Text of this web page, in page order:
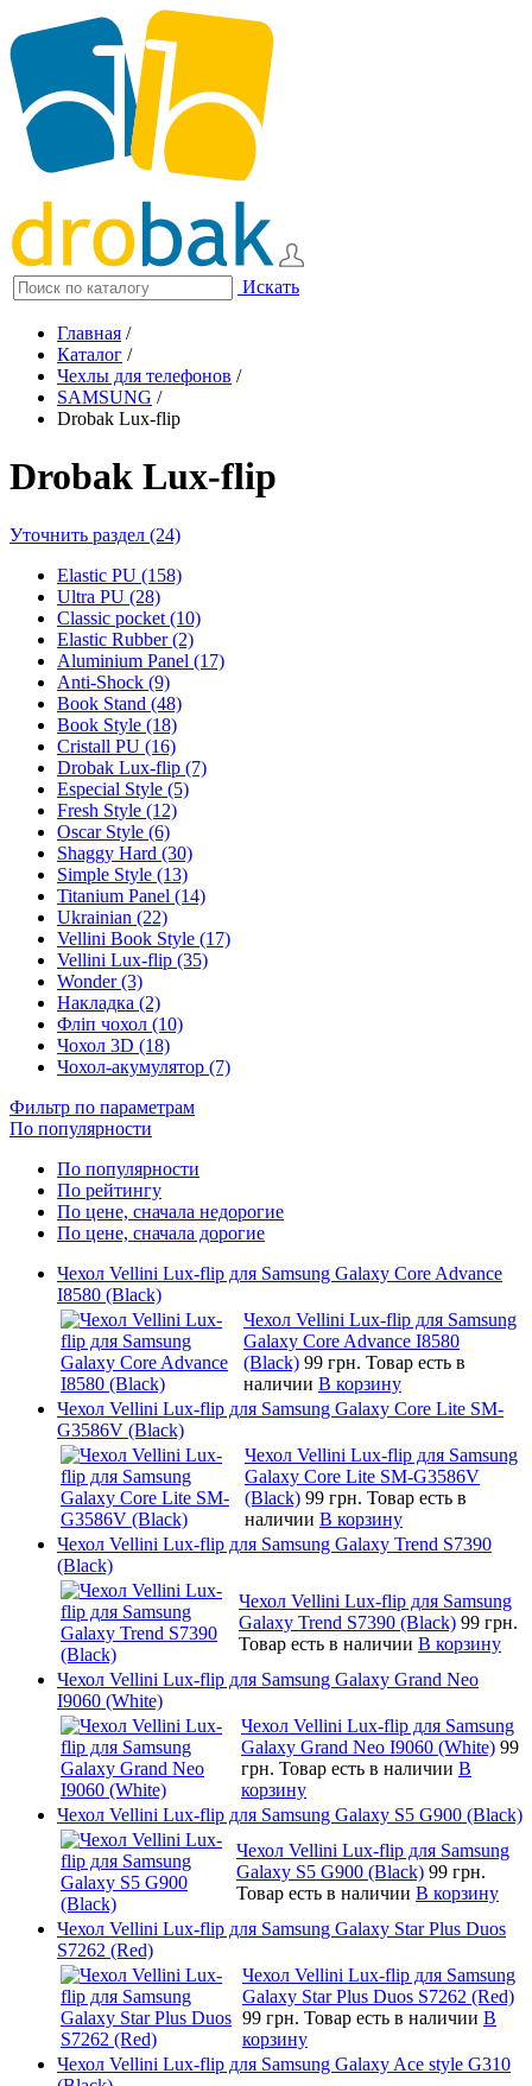
Искать
Главная /
Каталог /
Чехлы для телефонов /
SAMSUNG /
Drobak Lux-flip
Drobak Lux-flip
Уточнить раздел (24)
Elastic PU (158)
Ultra PU (28)
Classic pocket (10)
Elastic Rubber (2)
Aluminium Panel (17)
Anti-Shock (9)
Book Stand (48)
Book Style (18)
Cristall PU (16)
Drobak Lux-flip (7)
Especial Style (5)
Fresh Style (12)
Oscar Style (6)
Shaggy Hard (30)
Simple Style (13)
Titanium Panel (14)
Ukrainian (22)
Vellini Book Style (17)
Vellini Lux-flip (35)
Wonder (3)
Накладка (2)
Фліп чохол (10)
Чохол 3D (18)
Чохол-акумулятор (7)
Фильтр по параметрам
По популярности
По популярности
По рейтингу
По цене, сначала недорогие
По цене, сначала дорогие
Чехол Vellini Lux-flip для Samsung Galaxy Core Advance
I8580 (Black)
Чехол Vellini Lux-flip для Samsung
Galaxy Core Advance I8580
(Black) 99 грн. Товар есть в
наличии В корзину
Чехол Vellini Lux-flip для Samsung Galaxy Core Lite SM-
G3586V (Black)
Чехол Vellini Lux-flip для Samsung
Galaxy Core Lite SM-G3586V
(Black) 99 грн. Товар есть в
наличии В корзину
Чехол Vellini Lux-flip для Samsung Galaxy Trend S7390
(Black)
Чехол Vellini Lux-flip для Samsung
Galaxy Trend S7390 (Black) 99 грн.
Товар есть в наличии В корзину
Чехол Vellini Lux-flip для Samsung Galaxy Grand Neo
I9060 (White)
Чехол Vellini Lux-flip для Samsung
Galaxy Grand Neo I9060 (White) 99
грн. Товар есть в наличии В
корзину
Чехол Vellini Lux-flip для Samsung Galaxy S5 G900 (Black)
Чехол Vellini Lux-flip для Samsung
Galaxy S5 G900 (Black) 99 грн.
Товар есть в наличии В корзину
Чехол Vellini Lux-flip для Samsung Galaxy Star Plus Duos
S7262 (Red)
Чехол Vellini Lux-flip для Samsung
Galaxy Star Plus Duos S7262 (Red)
99 грн. Товар есть в наличии В
корзину
Чехол Vellini Lux-flip для Samsung Galaxy Ace style G310